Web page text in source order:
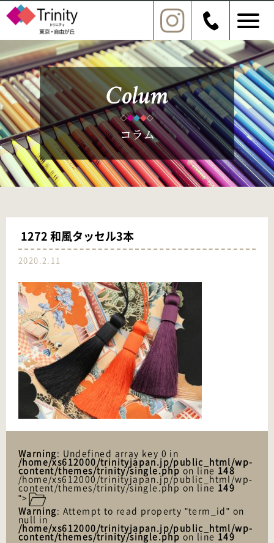
1272 和風タッセル3本
2020.2.11
Warning: Undefined array key 0 in
/home/xs612000/trinityjapan.jp/public_html/wp-
content/themes/trinity/single.phpon line148
/home/xs612000/trinityjapan.jp/public_html/wp-
content/themes/trinity/single.php on line149
">
Warning: Attempt to read property "term_id" on
null in
/home/xs612000/trinityjapan.jp/public_html/wp-
content/themes/trinity/single.phpon line149